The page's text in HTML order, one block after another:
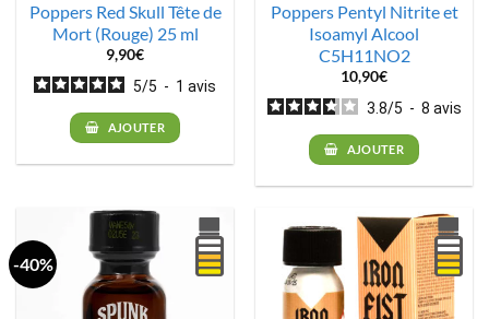
Poppers Red Skull Tête de
Mort (Rouge) 25 ml
9,90€
5/5 - 1 avis
AJOUTER
Poppers Pentyl Nitrite et
Isoamyl Alcool
C5H11NO2
10,90€
3.8/5 - 8 avis
AJOUTER
-40%